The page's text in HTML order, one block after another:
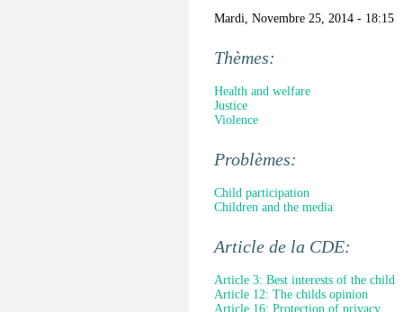
Mardi, Novembre 25, 2014 - 18:15
Thèmes:
Health and welfare
Justice
Violence
Problèmes:
Child participation
Children and the media
Article de la CDE:
Article 3: Best interests of the child
Article 12: The childs opinion
Article 16: Protection of privacy